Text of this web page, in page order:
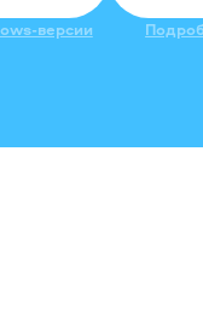
версии